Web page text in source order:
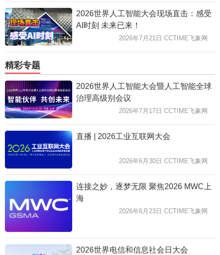
2026世界人工智能大会现场直击：感受
AI时刻 未来已来！
2026年7月21日 CCTIME飞象网
精彩专题
2026世界人工智能大会暨人工智能全球
治理高级别会议
2026年7月17日 CCTIME飞象网
直播 | 2026工业互联网大会
2026年6月30日 CCTIME飞象网
连接之妙，逐梦无限 聚焦2026 MWC上
海
2026年6月23日 CCTIME飞象网
2026世界电信和信息社会日大会